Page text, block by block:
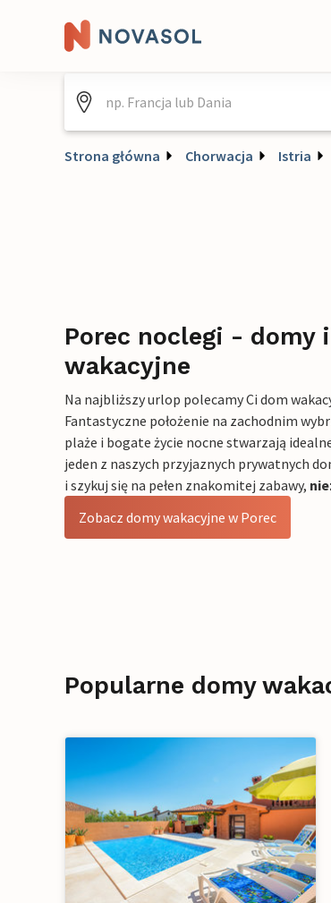
Strona główna Chorwacja Istria
Porec noclegi - domy
wakacyjne
Na najbliższy urlop polecamy Ci dom
Fantastyczne położenie na zachodnim
plaże i bogate życie nocne stwarzają
jeden z naszych przyjaznych prywatnych
i szykuj się na pełen znakomitej zabawy,
Zobacz domy wakacyjne w Porec
Popularne domy